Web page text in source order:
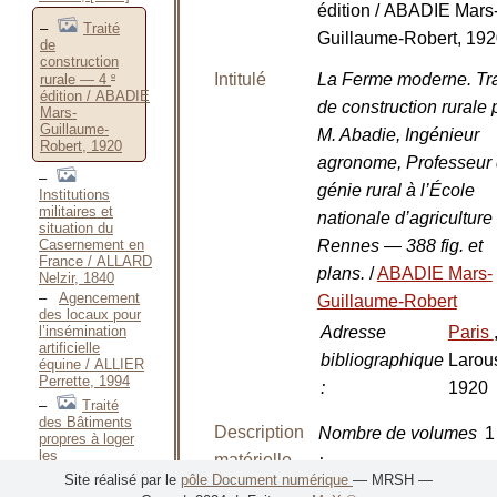
Traité
de
construction
rurale — 4 e
édition / ABADIE
Mars-
Guillaume-
Robert, 1920
Institutions
militaires et
situation du
Casernement en
France / ALLARD
Nelzir, 1840
Agencement
des locaux pour
l’insémination
artificielle
équine / ALLIER
Perrette, 1994
Traité
des Bâtiments
propres à loger
les
Animaux / Anonyme,
1802
édition / ABADIE
Guillaume-Robert,
Intitulé
La Ferme moderne.
de construction rurale
M. Abadie, Ingénieur
agronome, Professeur
génie rural à l’École
nationale d’agriculture
Rennes — 388 fig. et
plans. /ABADIE Mars-
Guillaume-Robert
Adresse
bibliographique
:
Paris ,
1920
Description
matérielle
Nombre de volumes
:
Nombre de pages
Site réalisé par le pôle Document numérique — MRSH —